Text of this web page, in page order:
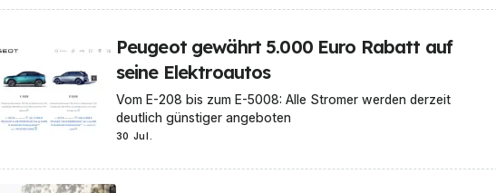
Peugeot gewährt 5.000 Euro Rabatt auf
seine Elektroautos
Vom E-208 bis zum E-5008: Alle Stromer werden derzeit
deutlich günstiger angeboten
30 Jul.